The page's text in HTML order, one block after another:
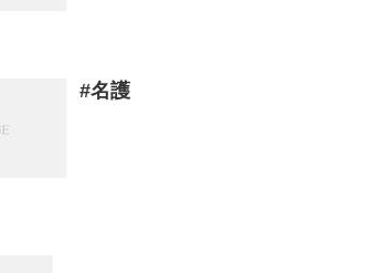
#名護